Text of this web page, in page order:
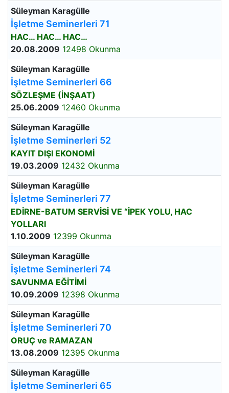
Süleyman Karagülle
İşletme Seminerleri 71
HAC… HAC… HAC…
20.08.2009 12498 Okunma
Süleyman Karagülle
İşletme Seminerleri 66
SÖZLEŞME (İNŞAAT)
25.06.2009 12460 Okunma
Süleyman Karagülle
İşletme Seminerleri 52
KAYIT DIŞI EKONOMİ
19.03.2009 12432 Okunma
Süleyman Karagülle
İşletme Seminerleri 77
EDİRNE-BATUM SERVİSİ VE “İPEK YOLU, HAC
YOLLARI
1.10.2009 12399 Okunma
Süleyman Karagülle
İşletme Seminerleri 74
SAVUNMA EĞİTİMİ
10.09.2009 12398 Okunma
Süleyman Karagülle
İşletme Seminerleri 70
ORUÇ ve RAMAZAN
13.08.2009 12395 Okunma
Süleyman Karagülle
İşletme Seminerleri 65